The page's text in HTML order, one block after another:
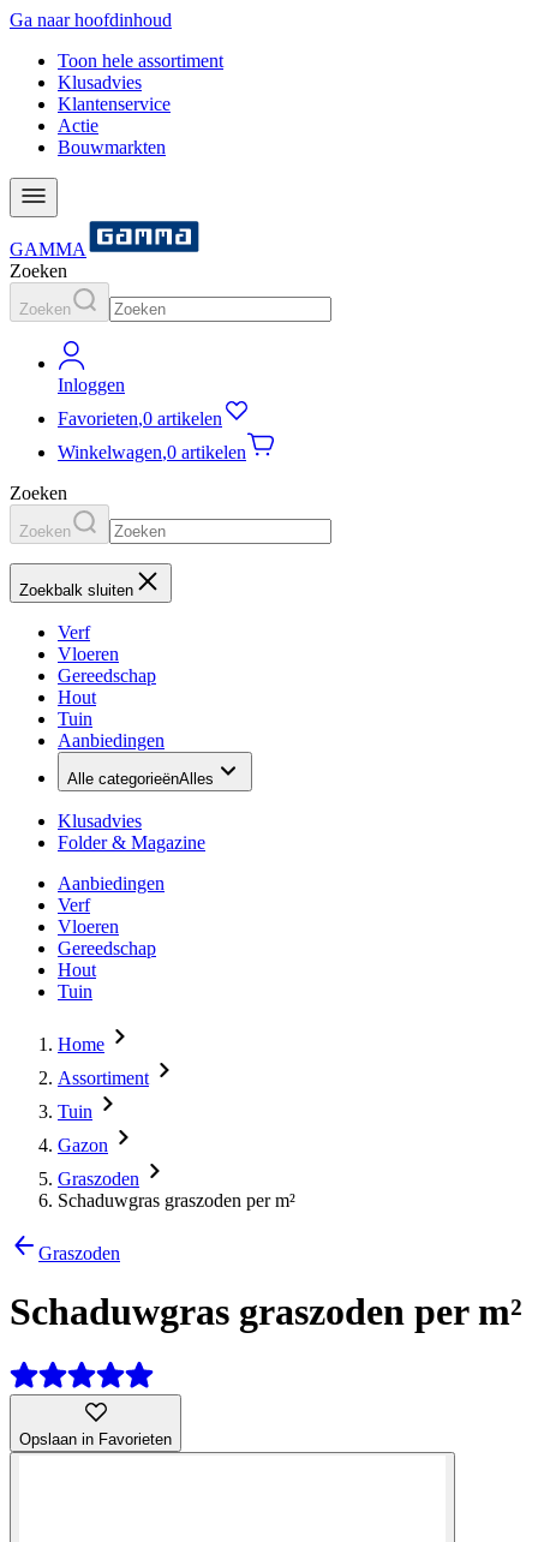
Ga naar hoofdinhoud
Toon hele assortiment
Klusadvies
Klantenservice
Actie
Bouwmarkten
GAMMA
Zoeken
Zoeken
Inloggen
Favorieten,0 artikelen
Winkelwagen,0 artikelen
Zoeken
Zoeken
Zoekbalk sluiten
Verf
Vloeren
Gereedschap
Hout
Tuin
Aanbiedingen
Alle categorieënAlles
Klusadvies
Folder & Magazine
Aanbiedingen
Verf
Vloeren
Gereedschap
Hout
Tuin
Home
Assortiment
Tuin
Gazon
Graszoden
Schaduwgras graszoden per m²
Graszoden
Schaduwgras graszoden per m²
Opslaan in Favorieten